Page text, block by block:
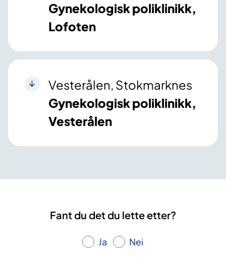
Gynekologisk poliklinikk,
Lofoten
Vesterålen, Stokmarknes
Gynekologisk poliklinikk,
Vesterålen
Fant du det du lette etter?
Ja Nei